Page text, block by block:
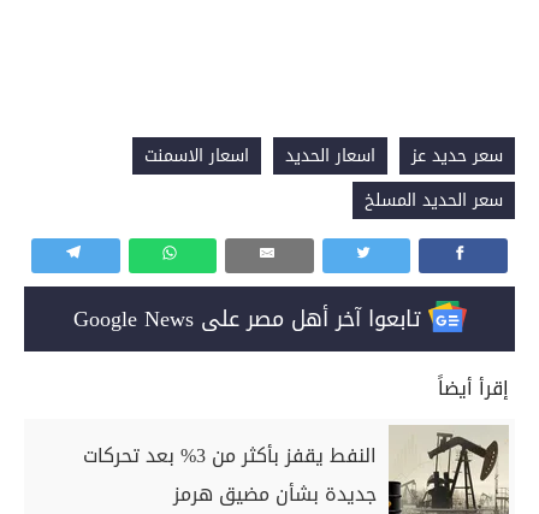
سعر حديد عز اسعار الحديد
اسعار الاسمنت
سعر الحديد المسلخ
تابعوا آخر أهل مصر على Google News
إقرأ أيضاً
النفط يقفز بأكثر من 3% بعد تحركات
جديدة بشأن مضيق هرمز